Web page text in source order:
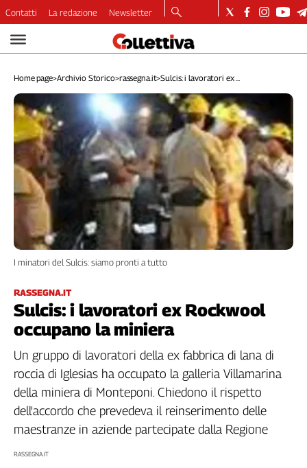
Video
Dirette
Longform
Copertine
Economia
Lavoro
Ambiente
Diritti
Welfare
Italia
Internazionale
Culture
Categorie
Filcams
Filctem
Fillea
Filt
Fiom
Fisac
Fp
Contatti La redazione Newsletter
Home page>Archivio Storico>rassegna.it>Sulcis: i lavoratori ex ...
RASSEGNA.IT
Sulcis: i lavoratori ex Rockwool
occupano la miniera
I minatori del Sulcis: siamo pronti a tutto
Un gruppo di lavoratori della ex fabbrica di lana di
roccia di Iglesias ha occupato la galleria Villamarina
della miniera di Monteponi. Chiedono il rispetto
dell'accordo che prevedeva il reinserimento delle
maestranze in aziende partecipate dalla Regione
RASSEGNA.IT